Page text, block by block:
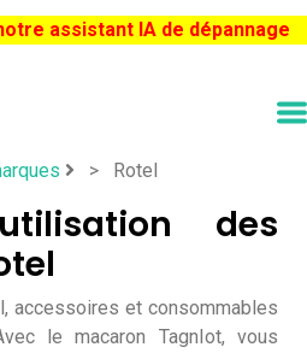
assistant IA de dépannage
> Rotel
des
accessoires et consommables
le macaron TagnIot, vous